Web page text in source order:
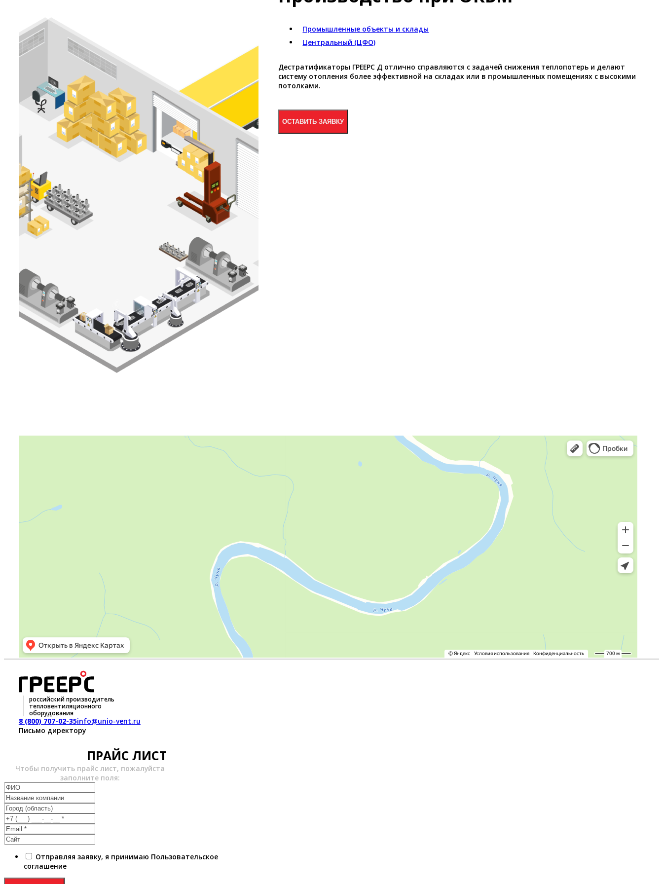
Промышленные объекты и склады
Центральный (ЦФО)
Дестратификаторы ГРЕЕРС Д отлично справляются с задачей снижения теплопотерь и делают
систему отопления более эффективной на складах или в промышленных помещениях с высокими
потолками.
ОСТАВИТЬ ЗАЯВКУ
российский производитель
тепловентиляционного
оборудования
8 (800) 707-02-35info@unio-vent.ru
Письмо директору
ПРАЙС ЛИСТ
Чтобы получить прайс лист, пожалуйста
заполните поля:
Отправляя заявку, я принимаю Пользовательское
соглашение